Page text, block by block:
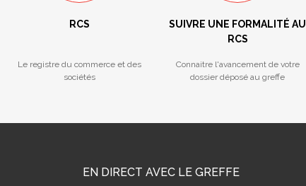
RCS
Le registre du commerce et des
sociétés
SUIVRE UNE FORMALITÉ AU
RCS
Connaitre l'avancement de votre
dossier déposé au greffe
EN DIRECT AVEC LE GREFFE